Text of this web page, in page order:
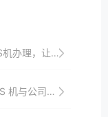
您的客户满意度翻倍
业务系统的整合